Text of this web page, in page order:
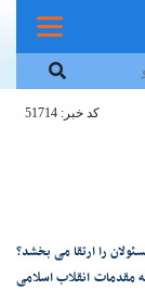
کد خبر: 51714
را ارتقا می بخشد؟
مقدمات انقلاب اسلامی